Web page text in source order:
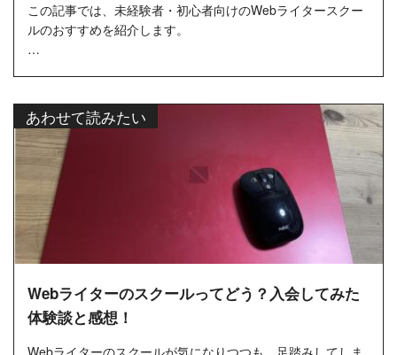
この記事では、未経験者・初心者向けのWebライタースクー
ルのおすすめを紹介します。
あわせて読みたい
Webライターのスクールってどう？入会してみた
体験談と感想！
Webライターのスクールが気になりつつも、足踏みしてしま